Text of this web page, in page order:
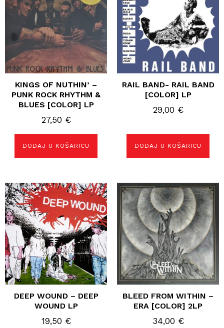
KINGS OF NUTHIN’ –
PUNK ROCK RHYTHM &
BLUES [COLOR] LP
27,50 €
DODAJ U KOŠARICU
RAIL BAND- RAIL BAND
[COLOR] LP
29,00 €
DODAJ U KOŠARICU
DEEP WOUND – DEEP
WOUND LP
19,50 €
BLEED FROM WITHIN –
ERA [COLOR] 2LP
34,00 €